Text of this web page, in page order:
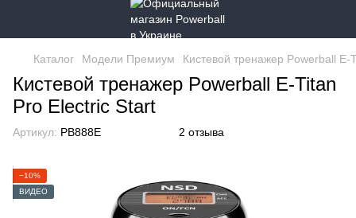
Каталог Модели Премиум Кистевой тренажер Powerball E-
Кистевой тренажер Powerball E-Titan
Pro Electric Start
Артикул: PB888E 2 отзыва
−10%
ВИДЕО